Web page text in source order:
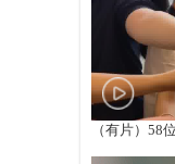
（有片）